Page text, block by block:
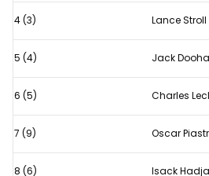
4 (3) Lance Stroll
5 (4) Jack
6 (5) Charles
7 (9) Oscar
8 (6) Isack